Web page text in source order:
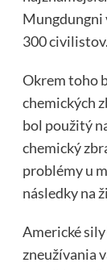
Mungdungni
300 civilistov.
Okrem toho
chemických
bol použitý
chemický
problémy u
následky na
Americké
zneužívania